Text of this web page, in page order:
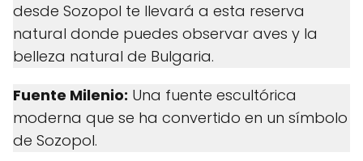
desde Sozopol te llevará a esta reserva
natural donde puedes observar aves y la
belleza natural de Bulgaria.
Fuente Milenio: Una fuente escultórica
moderna que se ha convertido en un símbolo
de Sozopol.